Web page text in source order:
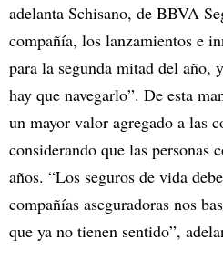
adelanta Schisano, de BBVA
compañía, los lanzamientos e
para la segunda mitad del año,
hay que navegarlo”. De esta
un mayor valor agregado a las
considerando que las personas
años. “Los seguros de vida
compañías aseguradoras nos
que ya no tienen sentido”,